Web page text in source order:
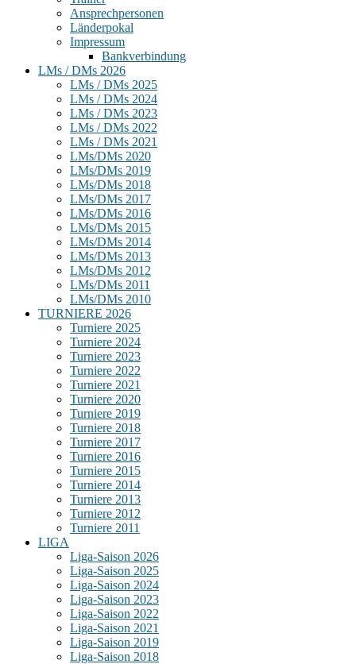
Ansprechpersonen
Länderpokal
Impressum
Bankverbindung
LMs / DMs 2026
LMs / DMs 2025
LMs / DMs 2024
LMs / DMs 2023
LMs / DMs 2022
LMs / DMs 2021
LMs/DMs 2020
LMs/DMs 2019
LMs/DMs 2018
LMs/DMs 2017
LMs/DMs 2016
LMs/DMs 2015
LMs/DMs 2014
LMs/DMs 2013
LMs/DMs 2012
LMs/DMs 2011
LMs/DMs 2010
TURNIERE 2026
Turniere 2025
Turniere 2024
Turniere 2023
Turniere 2022
Turniere 2021
Turniere 2020
Turniere 2019
Turniere 2018
Turniere 2017
Turniere 2016
Turniere 2015
Turniere 2014
Turniere 2013
Turniere 2012
Turniere 2011
LIGA
Liga-Saison 2026
Liga-Saison 2025
Liga-Saison 2024
Liga-Saison 2023
Liga-Saison 2022
Liga-Saison 2021
Liga-Saison 2019
Liga-Saison 2018